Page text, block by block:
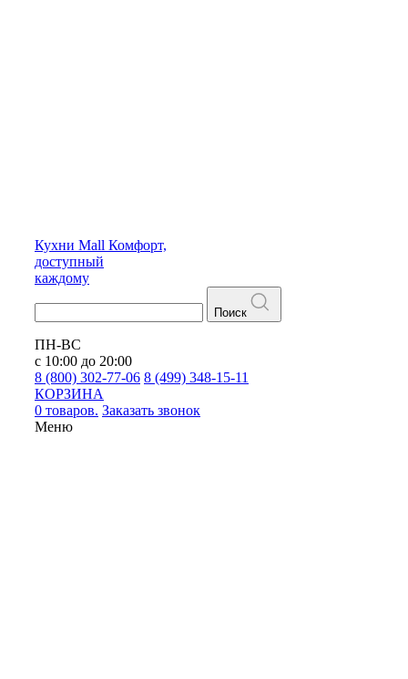
Кухни Mall Комфорт,
доступный
каждому
Поиск
ПН-ВС
с 10:00 до 20:00
8 (800) 302-77-06 8 (499) 348-15-11
КОРЗИНА
0 товаров. Заказать звонок
Меню